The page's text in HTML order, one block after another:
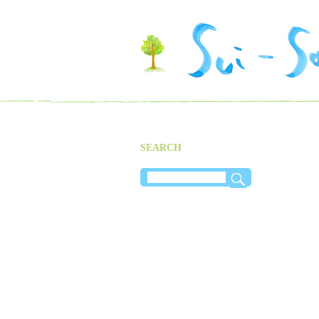
SEARCH